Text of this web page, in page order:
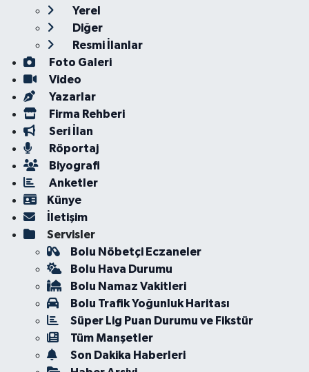
Yerel
Diğer
Resmi İlanlar
Foto Galeri
Video
Yazarlar
Firma Rehberi
Seri İlan
Röportaj
Biyografi
Anketler
Künye
İletişim
Servisler
Bolu Nöbetçi Eczaneler
Bolu Hava Durumu
Bolu Namaz Vakitleri
Bolu Trafik Yoğunluk Haritası
Süper Lig Puan Durumu ve Fikstür
Tüm Manşetler
Son Dakika Haberleri